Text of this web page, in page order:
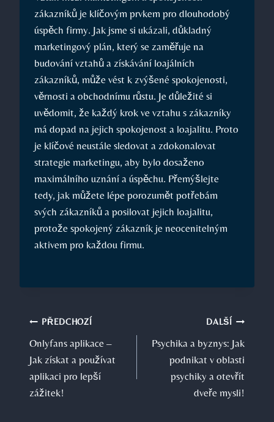
zákazníků je klíčovým prvkem pro dlouhodobý
úspěch firmy. Jak jsme si ukázali, důkladný
marketingový plán, který se zaměřuje na
budování vztahů a získávání loajálních
zákazníků, může vést k zvýšené spokojenosti,
věrnosti a obchodnímu růstu. Je důležité si
uvědomit, že každý krok ve vztahu s zákazníky
má dopad na jejich spokojenost a loajalitu. Proto
je klíčové neustále sledovat a zdokonalovat
strategie marketingu, aby bylo dosaženo
maximálního uznání a úspěchu. Přemýšlejte
tedy, jak můžete lépe porozumět potřebám
svých zákazníků a posilovat jejich loajalitu,
protože spokojený zákazník je neocenitelným
aktivem pro každou firmu.
Navigace
pro
příspěvek
PŘEDCHOZÍ
Onlyfans aplikace –
Jak získat a používat
aplikaci pro lepší
zážitek!
DALŠÍ
Psychika a byznys: Jak
podnikat v oblasti
psychiky a otevřít
dveře mysli!